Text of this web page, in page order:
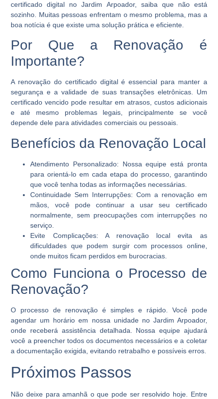
certificado digital no Jardim Arpoador, saiba que não está
sozinho. Muitas pessoas enfrentam o mesmo problema, mas a
boa notícia é que existe uma solução prática e eficiente.
Por Que a Renovação é
Importante?
A renovação do certificado digital é essencial para manter a
segurança e a validade de suas transações eletrônicas. Um
certificado vencido pode resultar em atrasos, custos adicionais
e até mesmo problemas legais, principalmente se você
depende dele para atividades comerciais ou pessoais.
Benefícios da Renovação Local
Atendimento Personalizado: Nossa equipe está pronta
para orientá-lo em cada etapa do processo, garantindo
que você tenha todas as informações necessárias.
Continuidade Sem Interrupções: Com a renovação em
mãos, você pode continuar a usar seu certificado
normalmente, sem preocupações com interrupções no
serviço.
Evite Complicações: A renovação local evita as
dificuldades que podem surgir com processos online,
onde muitos ficam perdidos em burocracias.
Como Funciona o Processo de
Renovação?
O processo de renovação é simples e rápido. Você pode
agendar um horário em nossa unidade no Jardim Arpoador,
onde receberá assistência detalhada. Nossa equipe ajudará
você a preencher todos os documentos necessários e a coletar
a documentação exigida, evitando retrabalho e possíveis erros.
Próximos Passos
Não deixe para amanhã o que pode ser resolvido hoje. Entre